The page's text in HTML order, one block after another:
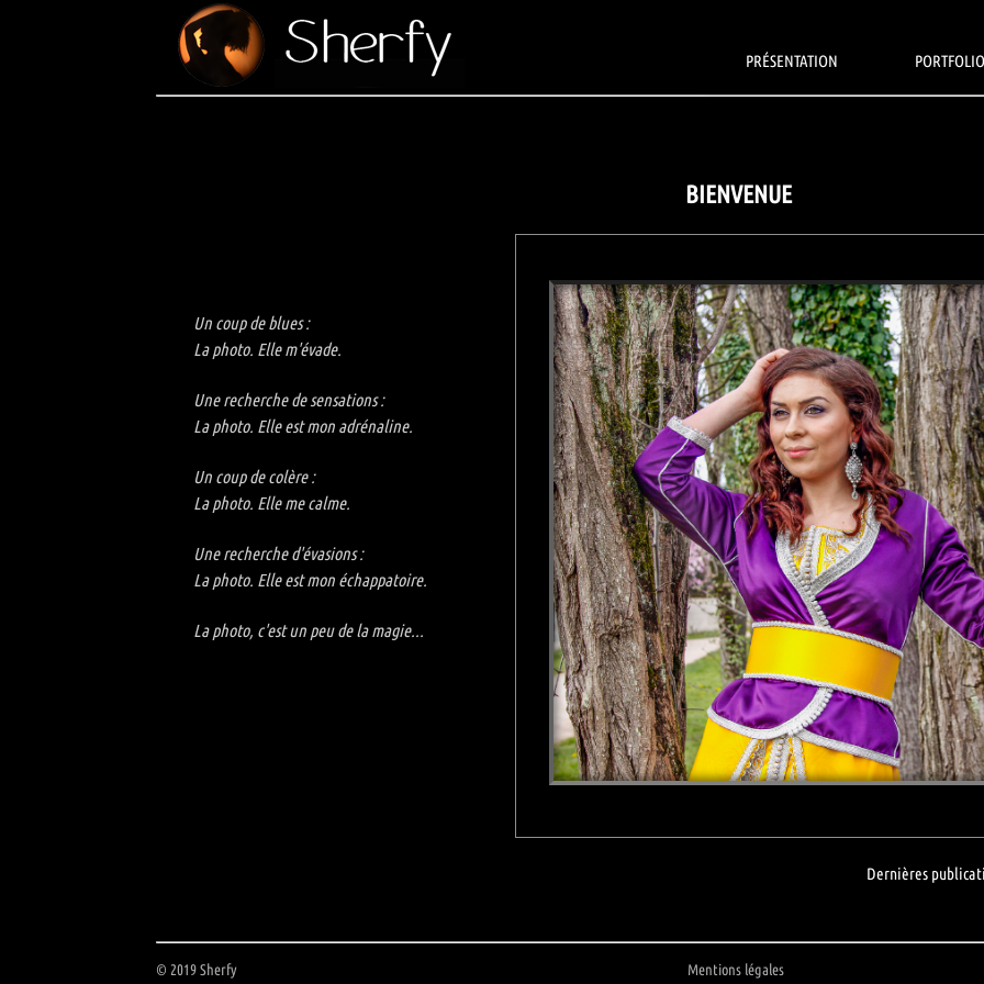
PRÉSENTATION PORTFOLIO
BIENVENUE
Un coup de blues :
La photo. Elle m'évade.
Une recherche de sensations :
La photo. Elle est mon adrénaline.
Un coup de colère :
La photo. Elle me calme.
Une recherche d'évasions :
La photo. Elle est mon échappatoire.
La photo, c'est un peu de la magie...
Dernières
© 2019 Sherfy Mentions légales